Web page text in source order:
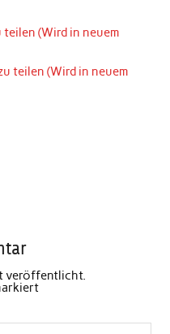
(Wird in neuem
teilen (Wird in neuem
veröffentlicht.